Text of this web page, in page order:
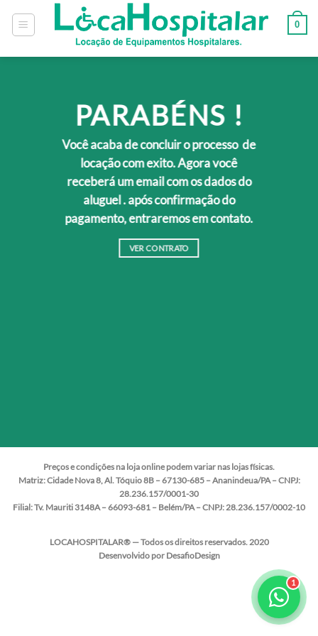
0
PARABÉNS !
Você acaba de concluir o processo de
locação com exito. Agora você
receberá um email com os dados do
aluguel . após confirmação do
pagamento, entraremos em contato.
VER CONTRATO
Preços e condições na loja online podem variar nas lojas físicas.
Matriz:Cidade Nova 8, Al. Tóquio 8B – 67130-685 – Ananindeua/PA – CNPJ:
28.236.157/0001-30
Filial:Tv. Mauriti 3148A – 66093-681 – Belém/PA – CNPJ: 28.236.157/0002-10
LOCAHOSPITALAR® — Todos os direitos reservados. 2020
Desenvolvido por DesafioDesign